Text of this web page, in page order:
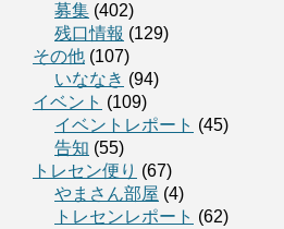
募集 (402)
残口情報 (129)
その他 (107)
いななき (94)
イベント (109)
イベントレポート (45)
告知 (55)
トレセン便り (67)
やまさん部屋 (4)
トレセンレポート (62)